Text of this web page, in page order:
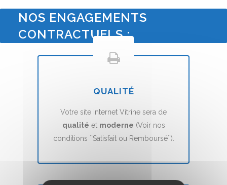
NOS ENGAGEMENTS
CONTRACTUELS :
QUALITÉ
Votre site Internet Vitrine sera de
qualité et moderne (Voir nos
conditions ``Satisfait ou Remboursé``).